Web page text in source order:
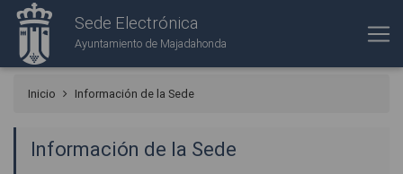
Sede Electrónica
Ayuntamiento de Majadahonda
Inicio Información de la Sede
Información de la Sede